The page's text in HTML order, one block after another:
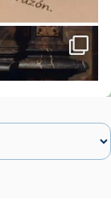
Cugat, a